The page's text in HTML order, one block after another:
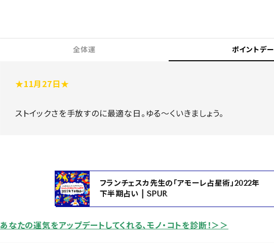
全体運 ポイントデー
★11月27日★
ストイックさを手放すのに最適な日。ゆる～くいきましょう。
フランチェスカ先生の「アモーレ占星術」2022年
下半期占い | SPUR
あなたの運気をアップデートしてくれる、モノ・コトを診断！＞＞